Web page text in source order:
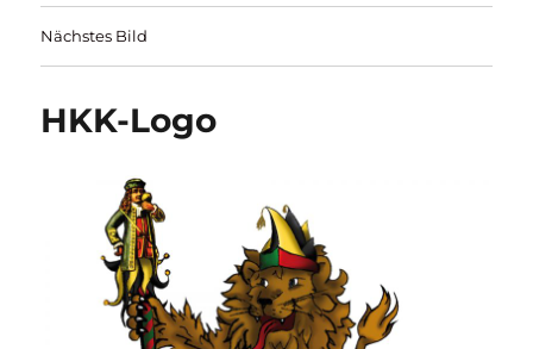
Nächstes Bild
HKK-Logo